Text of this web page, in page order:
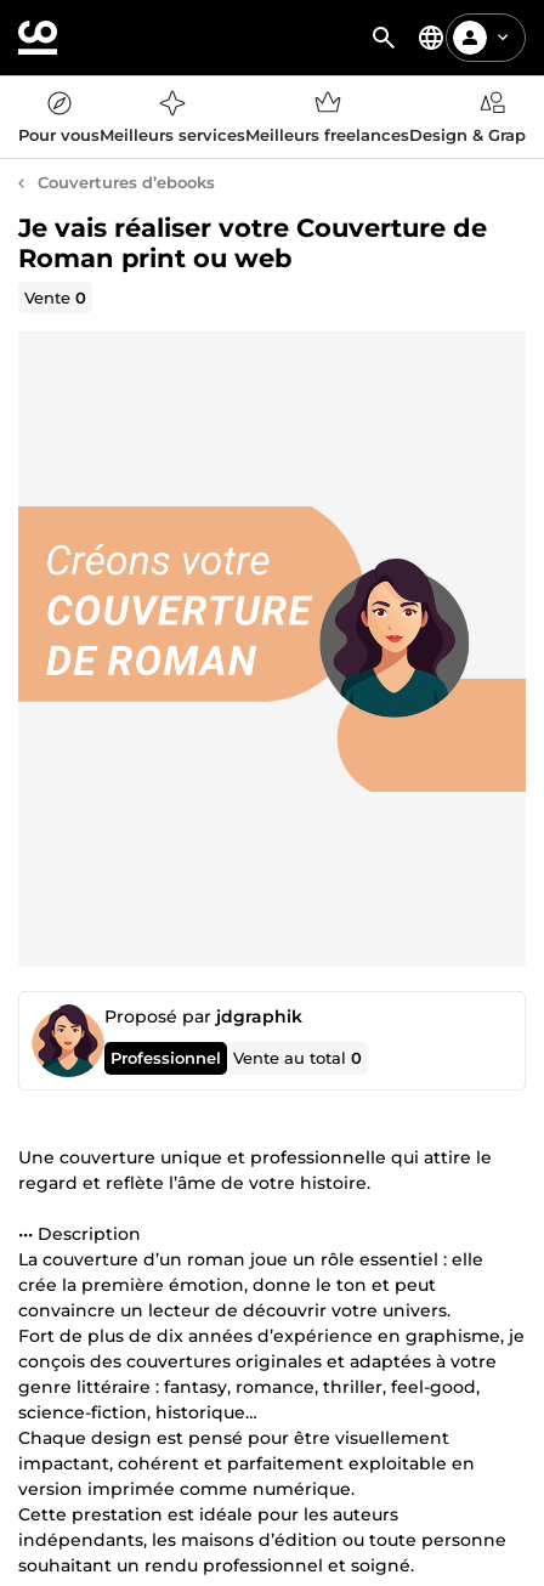
Pour vousMeilleurs servicesMeilleurs freelancesDesign &
Couvertures d’ebooks
Je vais réaliser votre Couverture de
Roman print ou web
Vente0
Proposé par jdgraphik
Professionnel Vente au total0
Une couverture unique et professionnelle qui attire le
regard et reflète l’âme de votre histoire.
••• Description
La couverture d’un roman joue un rôle essentiel : elle
crée la première émotion, donne le ton et peut
convaincre un lecteur de découvrir votre univers.
Fort de plus de dix années d’expérience en graphisme, je
conçois des couvertures originales et adaptées à votre
genre littéraire : fantasy, romance, thriller, feel-good,
science-fiction, historique…
Chaque design est pensé pour être visuellement
impactant, cohérent et parfaitement exploitable en
version imprimée comme numérique.
Cette prestation est idéale pour les auteurs
indépendants, les maisons d’édition ou toute personne
souhaitant un rendu professionnel et soigné.